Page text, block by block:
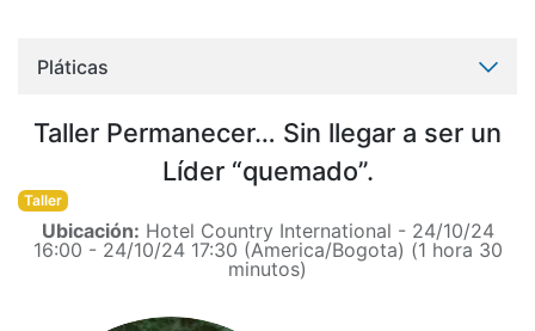
Pláticas
Taller Permanecer… Sin llegar a ser un
Líder “quemado”.
Taller
Ubicación: Hotel Country International - 24/10/24
16:00 - 24/10/24 17:30 (America/Bogota) (1 hora 30
minutos)